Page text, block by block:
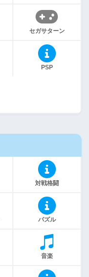
セガサターン
PSP
対戦格闘
パズル
音楽